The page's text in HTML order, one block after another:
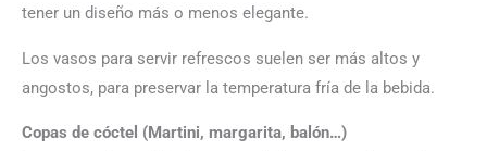
tener un diseño más o menos elegante.
Los vasos para servir refrescos suelen ser más altos y
angostos, para preservar la temperatura fría de la bebida.
Copas de cóctel (Martini, margarita, balón…)